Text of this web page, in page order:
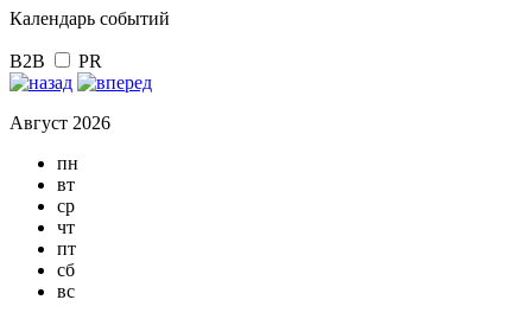
Календарь событий
B2B PR
Август 2026
пн
вт
ср
чт
пт
сб
вс